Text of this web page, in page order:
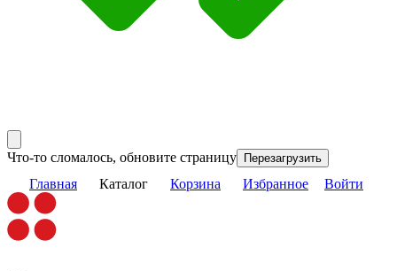
Что-то сломалось, обновите страницу Перезагрузить
Главная Каталог Корзина Избранное Войти